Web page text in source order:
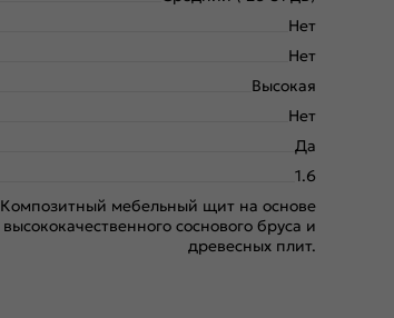
Нет
Нет
Высокая
Нет
Да
1.6
Композитный мебельный щит на основе
высококачественного соснового бруса и
древесных плит.